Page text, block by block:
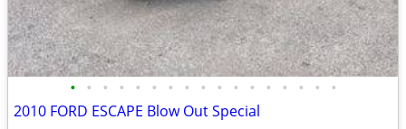
• • • • • • • • • • • • • • • • •
2010 FORD ESCAPE Blow Out Special